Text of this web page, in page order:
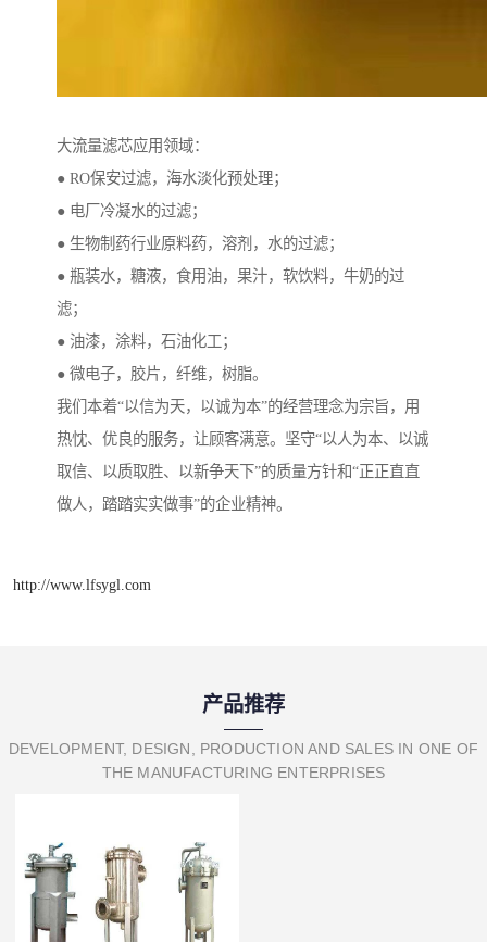
大流量滤芯应用领域：
● RO保安过滤，海水淡化预处理；
● 电厂冷凝水的过滤；
● 生物制药行业原料药，溶剂，水的过滤；
● 瓶装水，糖液，食用油，果汁，软饮料，牛奶的过
滤；
● 油漆，涂料，石油化工；
● 微电子，胶片，纤维，树脂。
我们本着“以信为天，以诚为本”的经营理念为宗旨，用
热忱、优良的服务，让顾客满意。坚守“以人为本、以诚
取信、以质取胜、以新争天下”的质量方针和“正正直直
做人，踏踏实实做事”的企业精神。
http://www.lfsygl.com
产品推荐
DEVELOPMENT, DESIGN, PRODUCTION AND SALES IN ONE OF
THE MANUFACTURING ENTERPRISES